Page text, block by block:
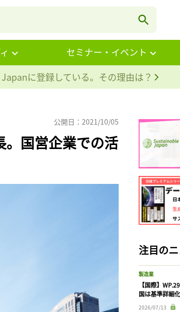
セミナー・イベント
に登録している。その理由は？
公開日：2021/10/05
。国営企業での活
注目の
製造業
【国際】
国は基準詳細
2026/07/13